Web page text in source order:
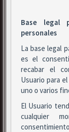
Base legal
personales
La base legal
es el
recabar el
Usuario para
uno o varios
El Usuario
cualquier